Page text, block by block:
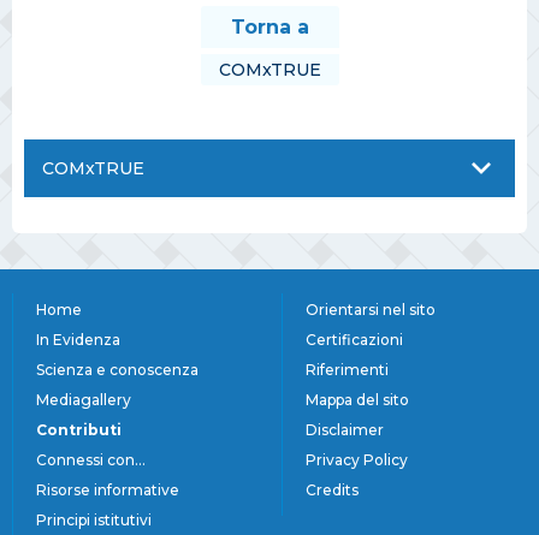
Torna a
COMxTRUE
COMxTRUE
Home
In Evidenza
Scienza e conoscenza
Mediagallery
Contributi
Connessi con...
Risorse informative
Principi istitutivi
Orientarsi nel sito
Certificazioni
Riferimenti
Mappa del sito
Disclaimer
Privacy Policy
Credits